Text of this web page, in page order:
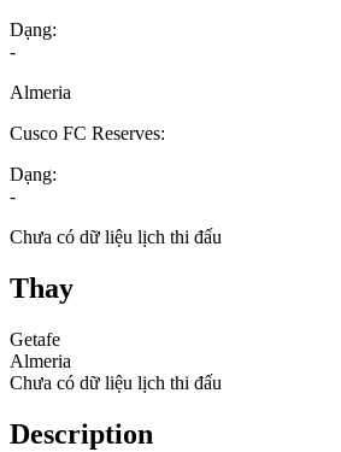
Dạng:
-
Almeria
Cusco FC Reserves:
Dạng:
-
Chưa có dữ liệu lịch thi đấu
Thay
Getafe
Almeria
Chưa có dữ liệu lịch thi đấu
Description